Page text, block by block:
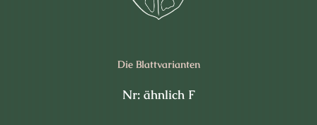
Die Blattvarianten
Nr: ähnlich F